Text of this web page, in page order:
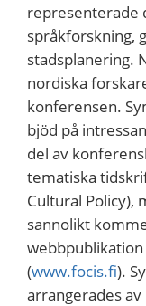
representerade
språkforskning,
stadsplanering.
nordiska
konferensen.
bjöd på
del av
tematiska
Cultural Policy),
sannolikt
(www.focis.fi).
arrangerades